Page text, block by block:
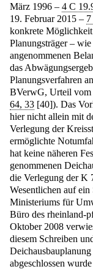
März 1996 – 4 C
19. Februar 2015 –
konkrete
Planungsträger –
angenommenen
das
Planungsverfahren
BVerwG, Urteil vom
64, 33 [40]). Das
hier nicht allein mit
Verlegung der
ermöglichte
hat keine näheren
genommenen
die Verlegung der K
Wesentlichen auf
Ministeriums für
Büro des rheinland-
Oktober 2008
diesem Schreiben
abgeschlossen